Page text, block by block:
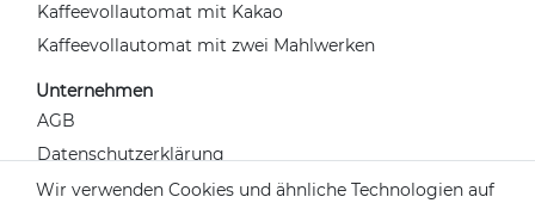
Kaffeevollautomat mit Kakao
Kaffeevollautomat mit zwei Mahlwerken
Unternehmen
AGB
Datenschutzerklärung
Widerrufsrecht
Wir verwenden Cookies und ähnliche Technologien auf